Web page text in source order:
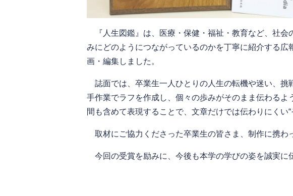
『人生図鑑』は、医療・保健・福祉・教育など、社会
みにどのようにつながっているのかを丁寧に紹介する
画・編集しました。
誌面では、卒業生一人ひとりの人生の転機や迷い、挑
手作業でラフを作成し、個々の歩みがそのまま伝わる
間も含めて表現することで、文章だけでは伝わりにくい
取材にご協力くださった卒業生の皆さま、制作に携わ
今回の受賞を励みに、今後も本学の学びの姿を誠実に